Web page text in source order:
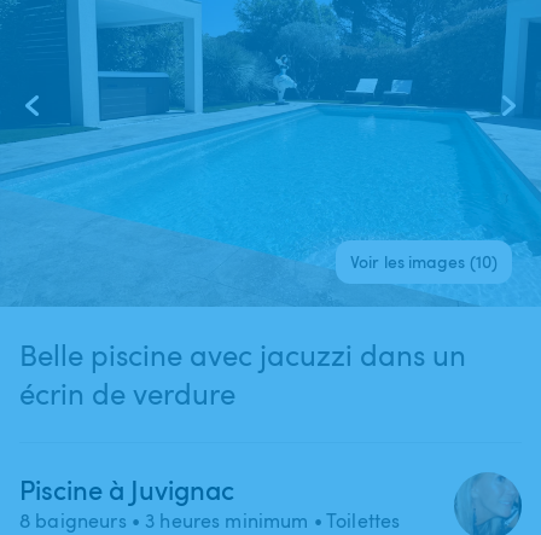
Voir les images (10)
Belle piscine avec jacuzzi dans un
écrin de verdure
Piscine à Juvignac
8 baigneurs • 3 heures minimum • Toilettes